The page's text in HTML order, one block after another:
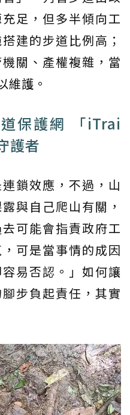
足，但多半傾向工
建的步道比例高；
關、產權複雜，當
維護。
保護網 「iTrai
護者
鎖效應，不過，山
與自己爬山有關，
可能會指責政府工
可是當事情的成因
易否認。」如何讓
步負起責任，其實